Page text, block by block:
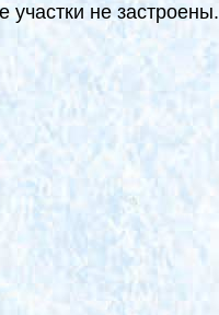
участки не застроены.